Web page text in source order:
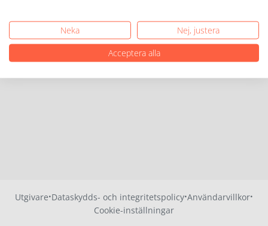
Utgivare·Dataskydds- och integritetspolicy·Användarvillkor·
Cookie-inställningar
Neka
Nej, justera
Acceptera alla